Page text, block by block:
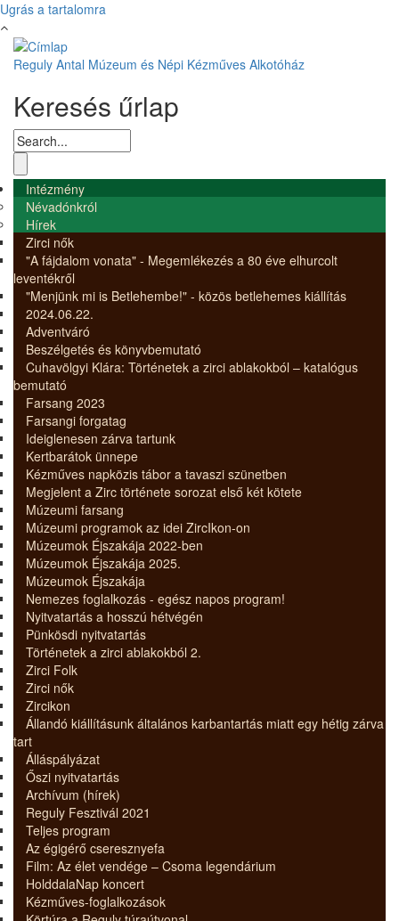
Ugrás a tartalomra
Reguly Antal Múzeum és Népi Kézműves Alkotóház
Keresés űrlap
Intézmény
Névadónkról
Hírek
Zirci nők
"A fájdalom vonata" - Megemlékezés a 80 éve elhurcolt
leventékről
"Menjünk mi is Betlehembe!" - közös betlehemes kiállítás
2024.06.22.
Adventváró
Beszélgetés és könyvbemutató
Cuhavölgyi Klára: Történetek a zirci ablakokból – katalógus
bemutató
Farsang 2023
Farsangi forgatag
Ideiglenesen zárva tartunk
Kertbarátok ünnepe
Kézműves napközis tábor a tavaszi szünetben
Megjelent a Zirc története sorozat első két kötete
Múzeumi farsang
Múzeumi programok az idei ZircIkon-on
Múzeumok Éjszakája 2022-ben
Múzeumok Éjszakája 2025.
Múzeumok Éjszakája
Nemezes foglalkozás - egész napos program!
Nyitvatartás a hosszú hétvégén
Pünkösdi nyitvatartás
Történetek a zirci ablakokból 2.
Zirci Folk
Zirci nők
Zircikon
Állandó kiállításunk általános karbantartás miatt egy hétig zárva
tart
Álláspályázat
Őszi nyitvatartás
Archívum (hírek)
Reguly Fesztivál 2021
Teljes program
Az égigérő cseresznyefa
Film: Az élet vendége – Csoma legendárium
HolddalaNap koncert
Kézműves-foglalkozások